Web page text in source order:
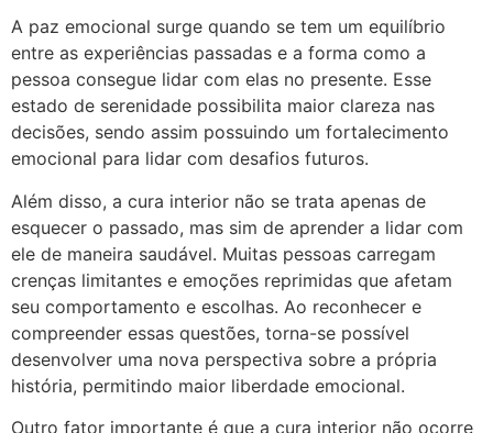
A paz emocional surge quando se tem um equilíbrio
entre as experiências passadas e a forma como a
pessoa consegue lidar com elas no presente. Esse
estado de serenidade possibilita maior clareza nas
decisões, sendo assim possuindo um fortalecimento
emocional para lidar com desafios futuros.
Além disso, a cura interior não se trata apenas de
esquecer o passado, mas sim de aprender a lidar com
ele de maneira saudável. Muitas pessoas carregam
crenças limitantes e emoções reprimidas que afetam
seu comportamento e escolhas. Ao reconhecer e
compreender essas questões, torna-se possível
desenvolver uma nova perspectiva sobre a própria
história, permitindo maior liberdade emocional.
Outro fator importante é que a cura interior não ocorre